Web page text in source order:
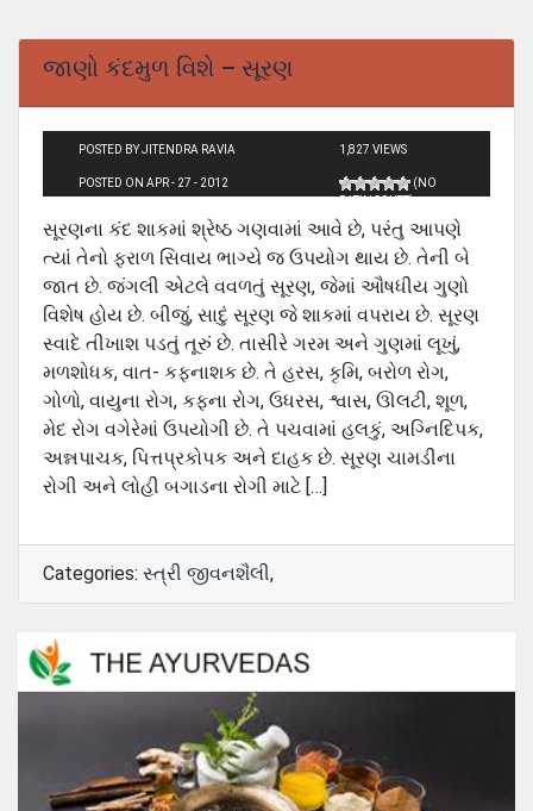
જાણો કંદમુળ વિશે – સૂરણ
POSTED BY JITENDRA RAVIA
POSTED ON APR - 27 - 2012
1,827 VIEWS
(NO
RATINGS YET)
સૂરણના કંદ શાકમાં શ્રેષ્‍ઠ ગણવામાં આવે છે, પરંતુ આપણે
ત્યાં તેનો ફરાળ સિવાય ભાગ્યે જ ઉપયોગ થાય છે. તેની બે
જાત છે. જંગલી એટલે વવળતું સૂરણ, જેમાં ઔષધીય ગુણો
વિશેષ હોય છે. બીજું, સાદું સૂરણ જે શાકમાં વપરાય છે. સૂરણ
સ્વાદે તીખાશ પડતું તૂરું છે. તાસીરે ગરમ અને ગુણમાં લૂખું,
મળશોધક, વાત- કફનાશક છે. તે હરસ, કૃમિ, બરોળ રોગ,
ગોળો, વાયુના રોગ, કફના રોગ, ઉધરસ, શ્વાસ, ઊલટી, શૂળ,
મેદ રોગ વગેરેમાં ઉપયોગી છે. તે પચવામાં હલકું, અગ્નિદિપક,
અન્નપાચક, પિત્તપ્રકોપક અને દાહક છે. સૂરણ ચામડીના
રોગી અને લોહી બગાડના રોગી માટે […]
Categories: સ્ત્રી જીવનશૈલી,